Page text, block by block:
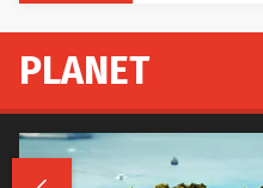
PLANET